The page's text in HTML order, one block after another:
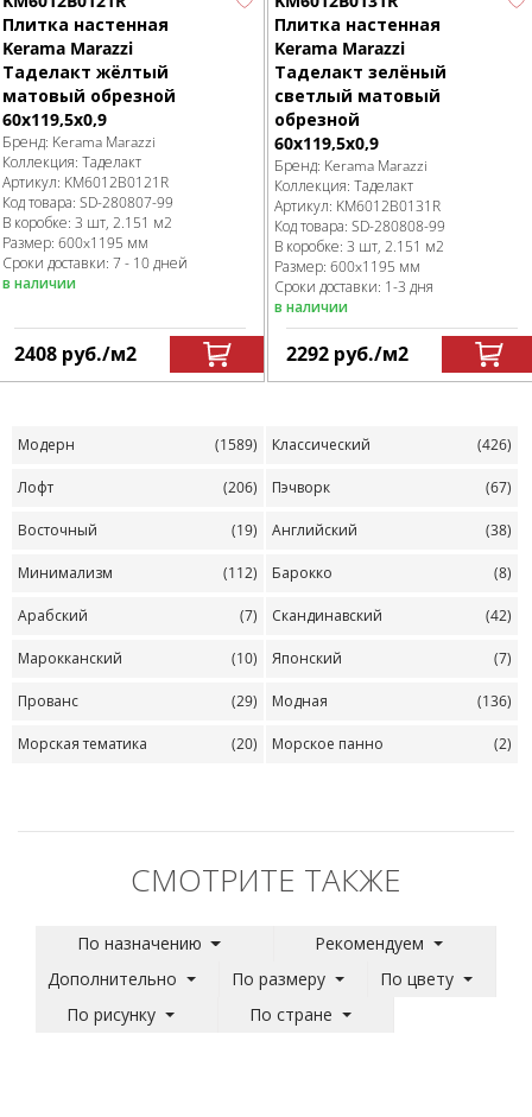
Плитка настенная
Kerama Marazzi
Таделакт жёлтый
матовый обрезной
60x119,5x0,9
Бренд: Kerama Marazzi
Коллекция: Таделакт
Артикул: KM6012B0121R
Код товара: SD-280807-99
В коробке: 3 шт, 2.151 м2
Размер: 600x1195 мм
Сроки доставки: 7 - 10 дней
в наличии
2408 руб./м2
Плитка настенная
Kerama Marazzi
Таделакт зелёный
светлый матовый
обрезной
60x119,5x0,9
Бренд: Kerama Marazzi
Коллекция: Таделакт
Артикул: KM6012B0131R
Код товара: SD-280808-99
В коробке: 3 шт, 2.151 м2
Размер: 600x1195 мм
Сроки доставки: 1-3 дня
в наличии
2292 руб./м2
Модерн (1589) Классический (426)
Лофт (206) Пэчворк (67)
Восточный (19) Английский (38)
Минимализм (112) Барокко (8)
Арабский (7) Скандинавский (42)
Марокканский (10) Японский (7)
Прованс (29) Модная (136)
Морская тематика (20) Морское панно (2)
СМОТРИТЕ ТАКЖЕ
По назначению
Рекомендуем
Дополнительно
По размеру
По цвету
По рисунку
По стране